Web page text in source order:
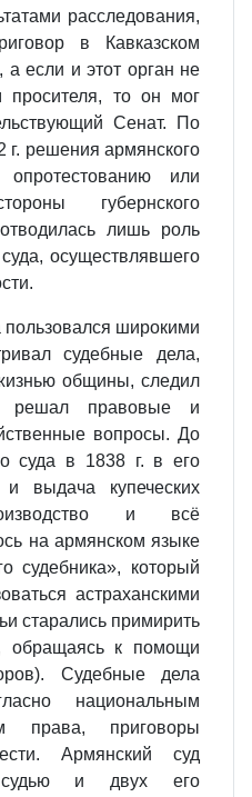
расследования,
в Кавказском
а если и этот орган не
просителя, то он мог
Сенат. По
г. решения армянского
или
губернского
лишь роль
осуществлявшего
пользовался широкими
судебные дела,
общины, следил
решал правовые и
вопросы. До
суда в 1838 г. в его
выдача купеческих
и всё
на армянском языке
судебника», который
астраханскими
старались примирить
обращаясь к помощи
Судебные дела
национальным
приговоры
Армянский суд
судью и двух его